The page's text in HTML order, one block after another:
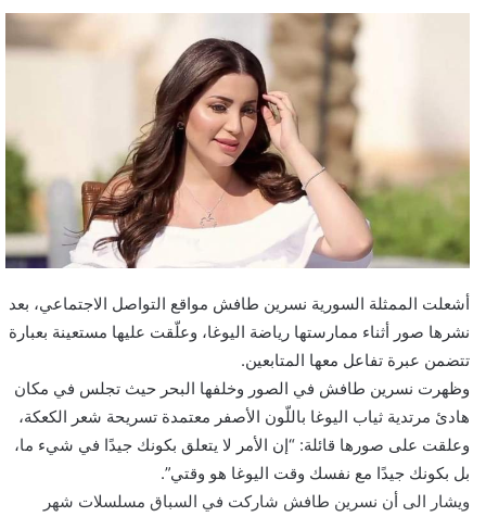
أشعلت الممثلة السورية ​نسرين طافش​ مواقع التواصل الاجتماعي، بعد
نشرها صور أثناء ممارستها رياضة اليوغا، وعلّقت عليها مستعينة بعبارة
تتضمن عبرة تفاعل معها المتابعين.
وظهرت نسرين طافش في الصور وخلفها البحر حيث تجلس في مكان
هادئ مرتدية ثياب اليوغا باللّون الأصفر معتمدة تسريحة شعر الكعكة،
وعلقت على صورها قائلة: “إن الأمر لا يتعلق بكونك جيدًا في شيء ما،
بل بكونك جيدًا مع نفسك وقت اليوغا هو وقتي”.
ويشار الى أن نسرين طافش شاركت في السباق مسلسلات شهر